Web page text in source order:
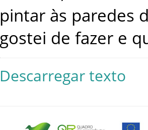
pintar às paredes
gostei de fazer e
Descarregar texto